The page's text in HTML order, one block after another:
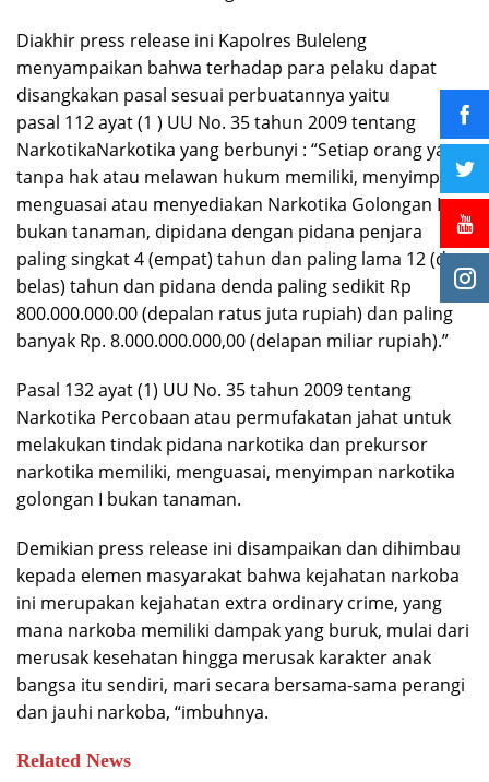
Diakhir press release ini Kapolres Buleleng
menyampaikan bahwa terhadap para pelaku dapat
disangkakan pasal sesuai perbuatannya yaitu
pasal 112 ayat (1 ) UU No. 35 tahun 2009 tentang
NarkotikaNarkotika yang berbunyi : “Setiap orang yang
tanpa hak atau melawan hukum memiliki, menyimpan,
menguasai atau menyediakan Narkotika Golongan I
bukan tanaman, dipidana dengan pidana penjara
paling singkat 4 (empat) tahun dan paling lama 12 (dua
belas) tahun dan pidana denda paling sedikit Rp
800.000.000.00 (depalan ratus juta rupiah) dan paling
banyak Rp. 8.000.000.000,00 (delapan miliar rupiah).”
Pasal 132 ayat (1) UU No. 35 tahun 2009 tentang
Narkotika Percobaan atau permufakatan jahat untuk
melakukan tindak pidana narkotika dan prekursor
narkotika memiliki, menguasai, menyimpan narkotika
golongan I bukan tanaman.
Demikian press release ini disampaikan dan dihimbau
kepada elemen masyarakat bahwa kejahatan narkoba
ini merupakan kejahatan extra ordinary crime, yang
mana narkoba memiliki dampak yang buruk, mulai dari
merusak kesehatan hingga merusak karakter anak
bangsa itu sendiri, mari secara bersama-sama perangi
dan jauhi narkoba, “imbuhnya.
Related News